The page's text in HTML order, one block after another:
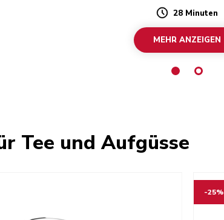
Duration
28 Minuten
MEHR ANZEIGEN
Tee und Aufgüsse
-25%